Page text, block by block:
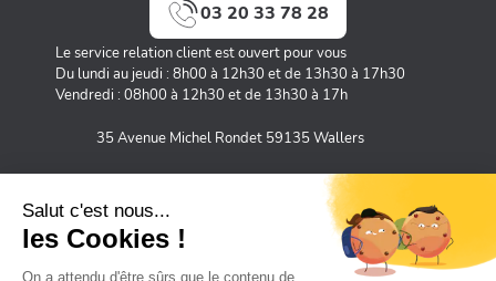
03 20 33 78 28
Le service relation client est ouvert pour vous
Du lundi au jeudi : 8h00 à 12h30 et de 13h30 à 17h30
Vendredi : 08h00 à 12h30 et de 13h30 à 17h
35 Avenue Michel Rondet 59135 Wallers